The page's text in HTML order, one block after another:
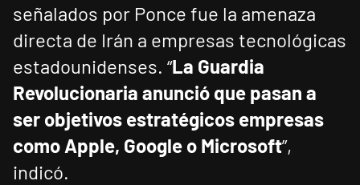
señalados por Ponce fue la amenaza
directa de Irán a empresas tecnológicas
estadounidenses. “La Guardia
Revolucionaria anunció que pasan a
ser objetivos estratégicos empresas
como Apple, Google o Microsoft”,
indicó.